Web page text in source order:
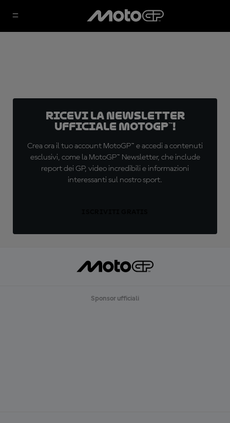
Ricevi la newsletter
ufficiale MotoGP™!
Crea ora il tuo account MotoGP™ e accedi a contenuti
esclusivi, come la MotoGP™ Newsletter, che include
report dei GP, video incredibili e informazioni
interessanti sul nostro sport.
Sponsor ufficiali